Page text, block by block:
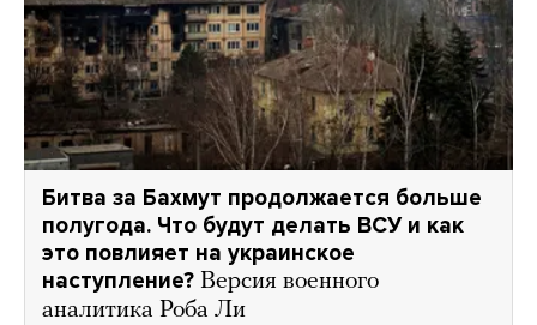
Битва за Бахмут продолжается больше
полугода. Что будут делать ВСУ и как
это повлияет на украинское
наступление? Версия военного
аналитика Роба Ли